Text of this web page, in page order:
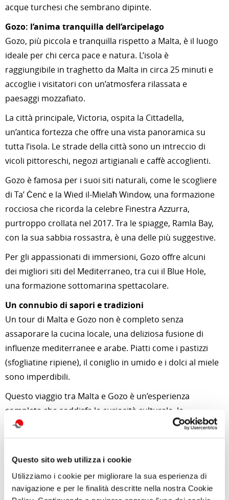
Questo sito web utilizza i cookie
Utilizziamo i cookie per migliorare la sua esperienza di
navigazione e per le finalità descritte nella nostra Cookie
acque turchesi che sembrano dipinte.
Gozo: l’anima tranquilla dell’arcipelago
Gozo, più piccola e tranquilla rispetto a Malta, è il luogo
ideale per chi cerca pace e natura. L’isola è
raggiungibile in traghetto da Malta in circa 25 minuti e
accoglie i visitatori con un’atmosfera rilassata e
paesaggi mozzafiato.
La città principale, Victoria, ospita la Cittadella,
un’antica fortezza che offre una vista panoramica su
tutta l’isola. Le strade della città sono un intreccio di
vicoli pittoreschi, negozi artigianali e caffè accoglienti.
Gozo è famosa per i suoi siti naturali, come le scogliere
di Ta’ Ċenċ e la Wied il-Mielaħ Window, una formazione
rocciosa che ricorda la celebre Finestra Azzurra,
purtroppo crollata nel 2017. Tra le spiagge, Ramla Bay,
con la sua sabbia rossastra, è una delle più suggestive.
Per gli appassionati di immersioni, Gozo offre alcuni
dei migliori siti del Mediterraneo, tra cui il Blue Hole,
una formazione sottomarina spettacolare.
Un connubio di sapori e tradizioni
Un tour di Malta e Gozo non è completo senza
assaporare la cucina locale, una deliziosa fusione di
influenze mediterranee e arabe. Piatti come i pastizzi
(sfogliatine ripiene), il coniglio in umido e i dolci al miele
sono imperdibili.
Questo viaggio tra Malta e Gozo è un’esperienza
completa che soddisfa la curiosità culturale, la
passione per la natura e il desiderio di relax, lasciando
Per approfondimenti e news su quest'attività
Foto di Mojca-Peter da Pixabay